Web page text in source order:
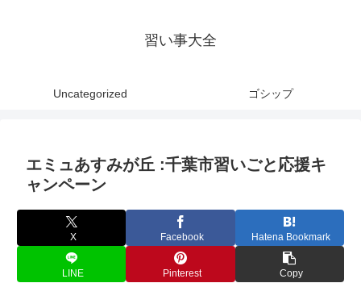
習い事大全
Uncategorized ゴシップ
エミュあすみが丘 :千葉市習いごと応援キ
ャンペーン
X Facebook Hatena Bookmark
LINE Pinterest Copy